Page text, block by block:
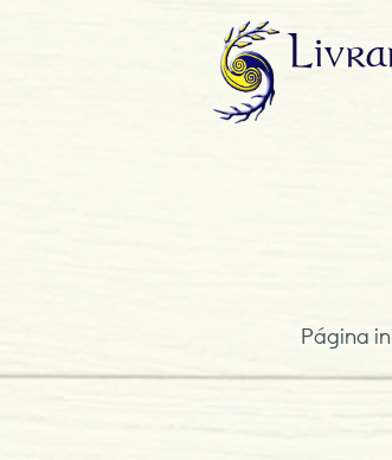
Página